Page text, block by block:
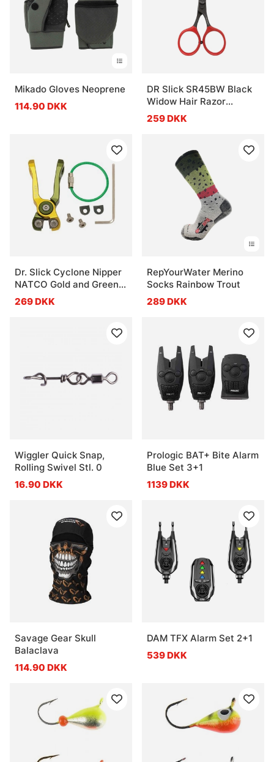
Mikado Gloves Neoprene
114.90 DKK
DR Slick SR45BW Black
Widow Hair Razor
Scissor 4-1/2'' Bent
Shaft Black and Red
259 DKK
Dr. Slick Cyclone Nipper
NATCO Gold and Green
Aluminum Frame
269 DKK
RepYourWater Merino
Socks Rainbow Trout
289 DKK
Wiggler Quick Snap,
Rolling Swivel Stl. 0
16.90 DKK
Prologic BAT+ Bite Alarm
Blue Set 3+1
1139 DKK
Savage Gear Skull
Balaclava
114.90 DKK
DAM TFX Alarm Set 2+1
539 DKK